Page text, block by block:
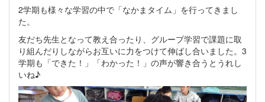
2学期も様々な学習の中で「なかまタイム」を行ってきまし
た。
友だち先生となって教え合ったり、グループ学習で課題に取
り組んだりしながらお互いに力をつけて伸ばし合いました。3
学期も「できた！」「わかった！」の声が響き合うとうれし
いね♪